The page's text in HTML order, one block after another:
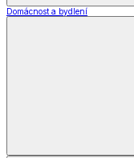
Domácnost a bydlení